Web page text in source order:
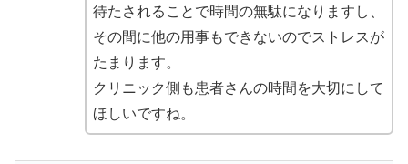
待たされることで時間の無駄になりますし、
その間に他の用事もできないのでストレスが
たまります。
クリニック側も患者さんの時間を大切にして
ほしいですね。